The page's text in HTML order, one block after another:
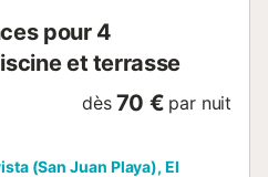
pour 4
et terrasse
dès 70 € par nuit
(San Juan Playa), El